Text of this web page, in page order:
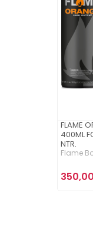
FLAME
400ML
NTR.
Flame